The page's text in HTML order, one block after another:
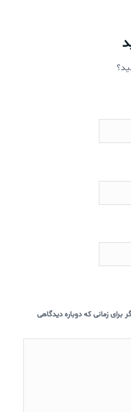
زمانی که دوباره دیدگاهی